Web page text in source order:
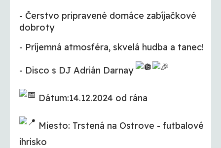
- Čerstvo pripravené domáce zabíjačkové
dobroty
- Príjemná atmosféra, skvelá hudba a tanec!
- Disco s DJ Adrián Darnay
Dátum:14.12.2024 od rána
Miesto: Trstená na Ostrove - futbalové
ihrisko